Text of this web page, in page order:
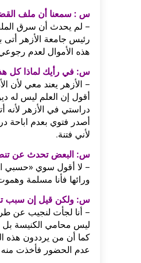
س : سمعنا أن ملف
رئيس جامعة الأزهر أتى
هذه الأموال لعدم
س: في رأيك لماذا كل
– الأزهر يعند معي لأن
أقول إن العلم ليس له
دراستي في الأزهر
أصدر فتوي بعدم اباحة
لأني فتنة.
س: البعض تحدث عن
– لا أقول سوي «حسبي
ورائها فأنا مسلمة
س: ولكن قيل إن سبب
– أنا لجأت لنجيب عن
ليس محامي الكنيسة
كما أن من يرددون هذه
عدم الحضور فأخذت منه
وصفات
اكلات عيد الاضحى 2023 وصفات طبخ